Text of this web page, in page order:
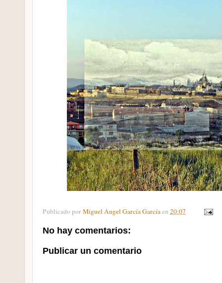
Publicado porMiguel Ángel García Garcíaen 20:07
No hay comentarios:
Publicar un comentario